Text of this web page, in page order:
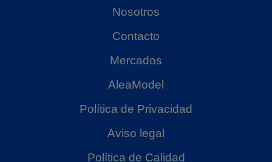
Nosotros
Contacto
Mercados
AleaModel
Política de Privacidad
Aviso legal
Política de Calidad